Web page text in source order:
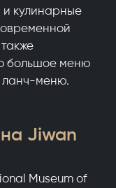
и кулинарные
большое меню
ланч-меню.
Jiwan
Museum of